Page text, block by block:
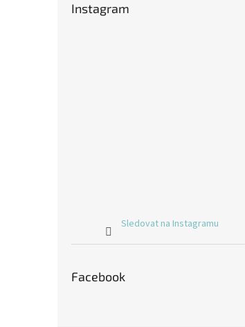
Instagram
Sledovat na Instagramu
Facebook